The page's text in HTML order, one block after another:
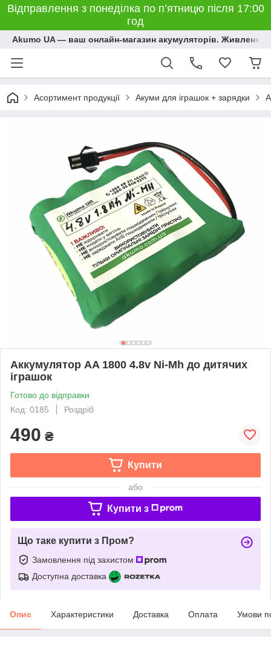
Відправлення з понеділка по п’ятницю після 17:00
год
Akumo UA — ваш онлайн-магазин акумуляторів. Живлення,
Асортимент продукції Акуми для іграшок + зарядки
Аккумулятор AA 1800 4.8v Ni-Mh до дитячих
іграшок
Готово до відправки
Код: 0185
Роздріб
490 ₴
Купити
або
Купити з
Що таке купити з Пром?
Замовлення під захистом
Доступна доставка
Опис Характеристики Доставка Оплата Умови